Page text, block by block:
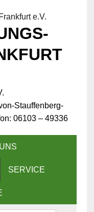
Stauffenberg-
06103 – 49336
SERVICE